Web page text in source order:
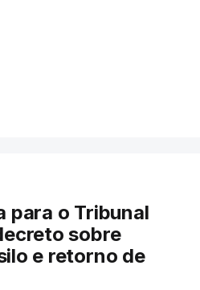
para o Tribunal
sobre
e retorno de